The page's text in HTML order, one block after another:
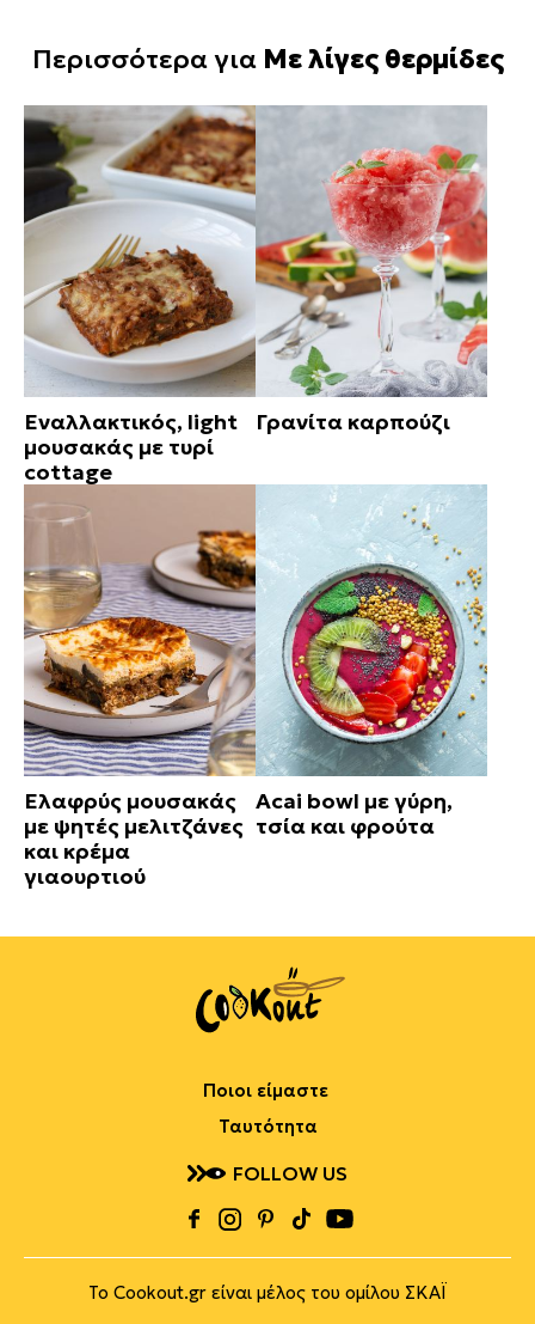
Περισσότερα για Με λίγες θερμίδες
Εναλλακτικός, light
μουσακάς με τυρί
cottage
Γρανίτα καρπούζι
Ελαφρύς μουσακάς
με ψητές μελιτζάνες
και κρέμα
γιαουρτιού
Acai bowl με γύρη,
τσία και φρούτα
Ποιοι είμαστε
Ταυτότητα
FOLLOW US
Το Cookout.gr είναι μέλος του ομίλου ΣΚΑΪ